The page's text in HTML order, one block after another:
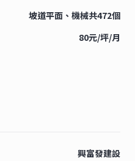
坡道平面、機械共472個
80元/坪/月
興富發建設